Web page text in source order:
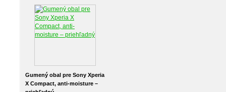
Gumený obal pre Sony Xperia
X Compact, anti-moisture –